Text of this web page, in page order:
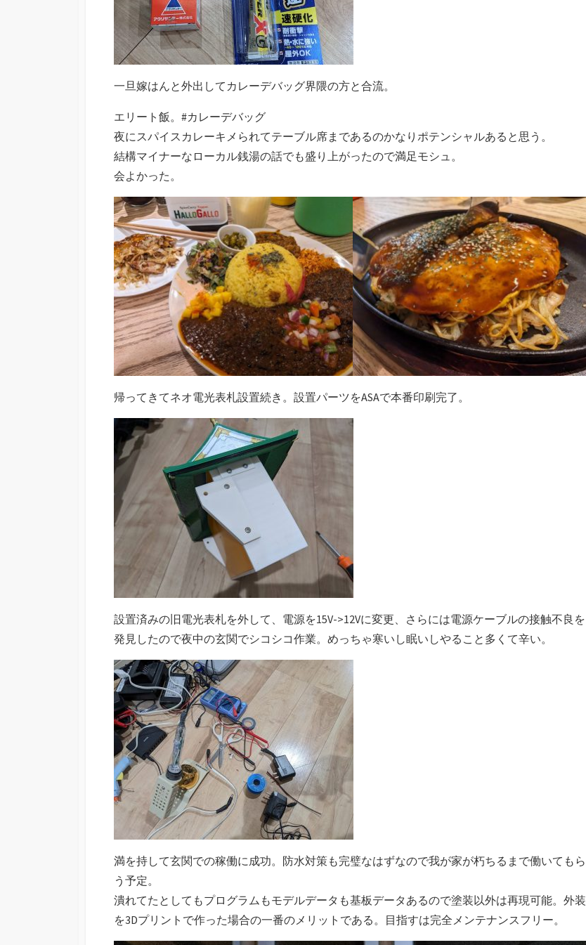
一旦嫁はんと外出してカレーデバッグ界隈の方と合流。
エリート飯。#カレーデバッグ
夜にスパイスカレーキメられてテーブル席まであるのかなりポテンシャルあると思う。
結構マイナーなローカル銭湯の話でも盛り上がったので満足モシュ。
会よかった。
帰ってきてネオ電光表札設置続き。設置パーツをASAで本番印刷完了。
設置済みの旧電光表札を外して、電源を15V->12Vに変更、さらには電源ケーブルの接触不良を
発見したので夜中の玄関でシコシコ作業。めっちゃ寒いし眠いしやること多くて辛い。
満を持して玄関での稼働に成功。防水対策も完璧なはずなので我が家が朽ちるまで働いてもら
う予定。
潰れてたとしてもプログラムもモデルデータも基板データあるので塗装以外は再現可能。外装
を3Dプリントで作った場合の一番のメリットである。目指すは完全メンテナンスフリー。